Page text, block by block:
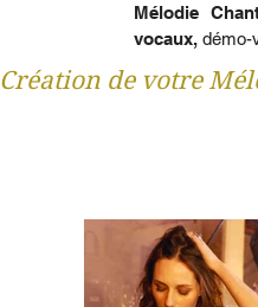
Mélodie
vocaux, démo-
Création de votre